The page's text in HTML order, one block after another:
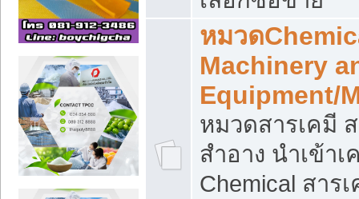
หมวด
Machinery
Equipment/
หมวดสารเคมี
สำอาง นำเข้
Chemical สาร